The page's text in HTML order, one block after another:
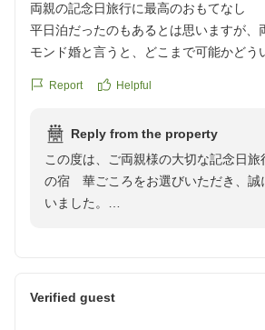
両親の記念日旅行に最高のおもてなし
平日泊だったのもあるとは思いますが、
モンド婚と言うと、どこまで可能かどう
お部屋は広さも勿論ですが横長で一面窓
をあげれば問題なし(笑)大きなテーブル
のでトランプ大会に花が咲きました。清
もふかふか。冷蔵庫内はかつてビール、
ですが水のペットボトルのみでした。氷
お風呂も岩盤浴付きのおそらく一番いい
いただいたと思います。シャワーが一
Report Helpful
Reply from the property
この度は、ご両親様の大切な記念日
の宿 華ごころをお選びいただき、誠
いました。
お部屋からの眺望やお食事、そして
Verified guest